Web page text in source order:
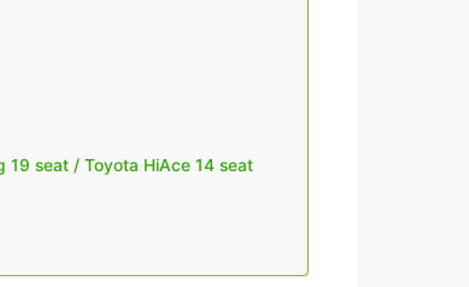
19 seat / Toyota HiAce 14 seat